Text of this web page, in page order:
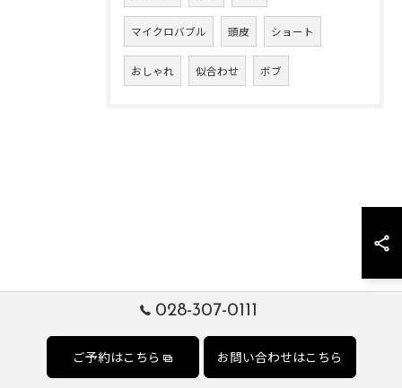
マイクロバブル 頭皮 ショート
おしゃれ 似合わせ ボブ
028-307-0111
ご予約はこちら お問い合わせはこちら